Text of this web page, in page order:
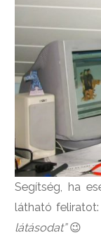
Segítség, ha
látható feliratot:
látásodat”😉